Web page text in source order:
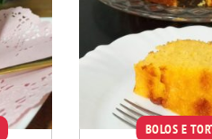
BOLOS E